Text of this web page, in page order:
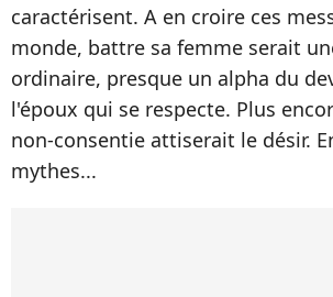
caractérisent. A en croire ces
monde, battre sa femme serait
ordinaire, presque un alpha du
l'époux qui se respecte. Plus
non-consentie attiserait le désir.
mythes...